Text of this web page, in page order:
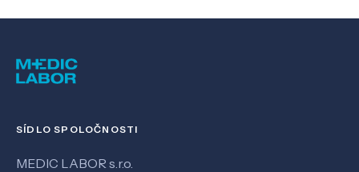
SÍDLO SPOLOČNOSTI
MEDIC LABOR s.r.o.